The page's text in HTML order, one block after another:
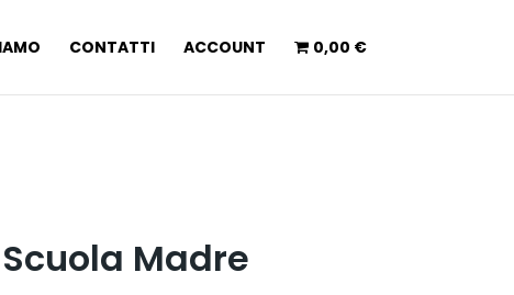
CONTATTI ACCOUNT 0,00 €
Madre